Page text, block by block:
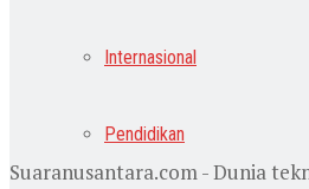
Internasional
Pendidikan
Suaranusantara.com - Dunia